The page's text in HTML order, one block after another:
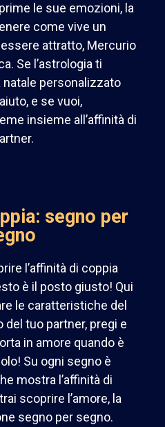
le sue emozioni, la
come vive un
attratto, Mercurio
Se l’astrologia ti
personalizzato
e se vuoi,
insieme all’affinità di
segno per
l’affinità di coppia
è il posto giusto! Qui
le caratteristiche del
tuo partner, pregi e
in amore quando è
Su ogni segno è
mostra l’affinità di
scoprire l’amore, la
segno per segno.